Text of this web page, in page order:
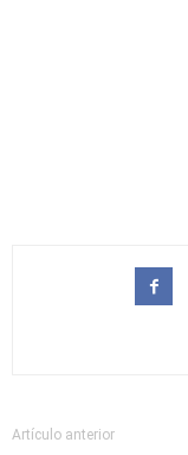
Artículo anterior